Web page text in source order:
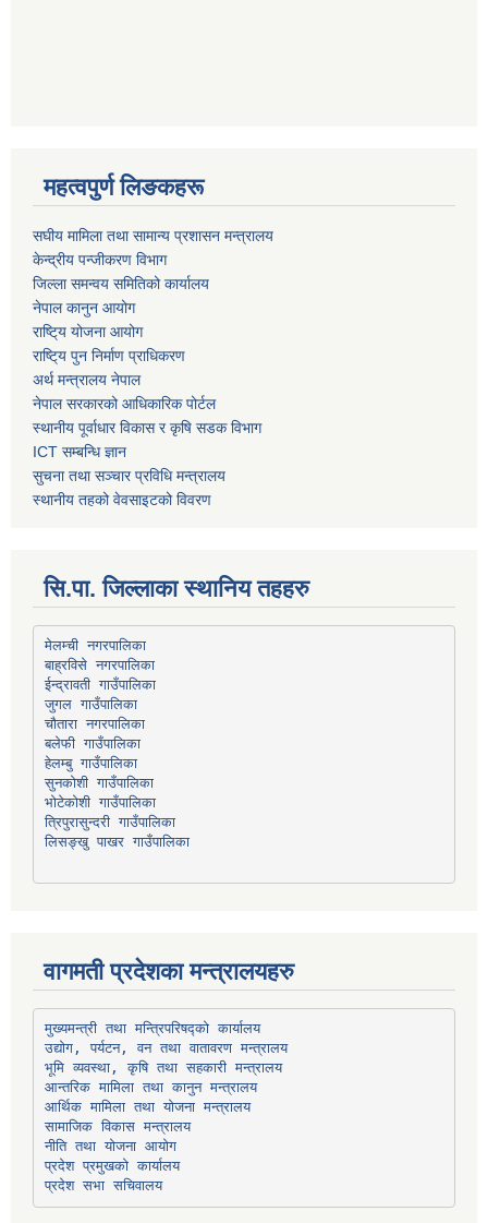
महत्वपुर्ण लिङकहरू
स‌घीय मामिला तथा सामान्य प्रशासन मन्त्रालय
केन्द्रीय पन्जीकरण विभाग
जिल्ला समन्वय समितिको कार्यालय
नेपाल कानुन आयोग
राष्टि्य योजना आयोग
राष्टि्य पुन निर्माण प्राधिकरण
अर्थ मन्त्रालय नेपाल
नेपाल सरकारको आधिकारिक पोर्टल
स्थानीय पूर्वाधार विकास र कृषि सडक विभाग
ICT सम्बन्धि ज्ञान
सुचना तथा सञ्चार प्रविधि मन्त्रालय
स्थानीय तहको वेवसाइटको विवरण
सि.पा. जिल्लाका स्थानिय तहहरु
मेलम्ची नगरपालिका
बाह्रविसे नगरपालिका
ईन्द्रावती गाउँपालिका
जुगल गाउँपालिका
चौतारा नगरपालिका
बलेफी गाउँपालिका
हेलम्बु गाउँपालिका
सुनकोशी गाउँपालिका
भोटेकोशी गाउँपालिका
त्रिपुरासुन्दरी गाउँपालिका
लिसङ्खु पाखर गाउँपालिका
वागमती प्रदेशका मन्त्रालयहरु
मुख्यमन्त्री तथा मन्त्रिपरिषद्को कार्यालय
उद्योग, पर्यटन, वन तथा वातावरण मन्त्रालय
भूमि व्यवस्था, कृषि तथा सहकारी मन्त्रालय
आन्तरिक मामिला तथा कानुन मन्त्रालय
आर्थिक मामिला तथा योजना मन्त्रालय
सामाजिक विकास मन्त्रालय
नीति तथा योजना आयोग
प्रदेश प्रमुखको कार्यालय
प्रदेश सभा सचिवालय